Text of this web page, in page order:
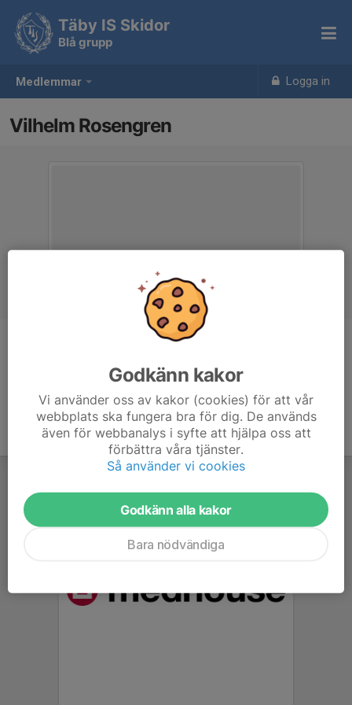
Medlemmar Logga in
Täby IS Skidor
Blå grupp
Vilhelm Rosengren
Godkänn kakor
Vi använder oss av kakor (cookies) för att vår
webbplats ska fungera bra för dig. De används
även för webbanalys i syfte att hjälpa oss att
förbättra våra tjänster.
Så använder vi cookies
Godkänn alla kakor
Bara nödvändiga